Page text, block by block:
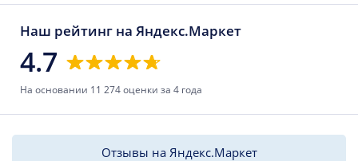
Наш рейтинг на Яндекс.Маркет
4.7
На основании 11 274 оценки за 4 года
Отзывы на Яндекс.Маркет